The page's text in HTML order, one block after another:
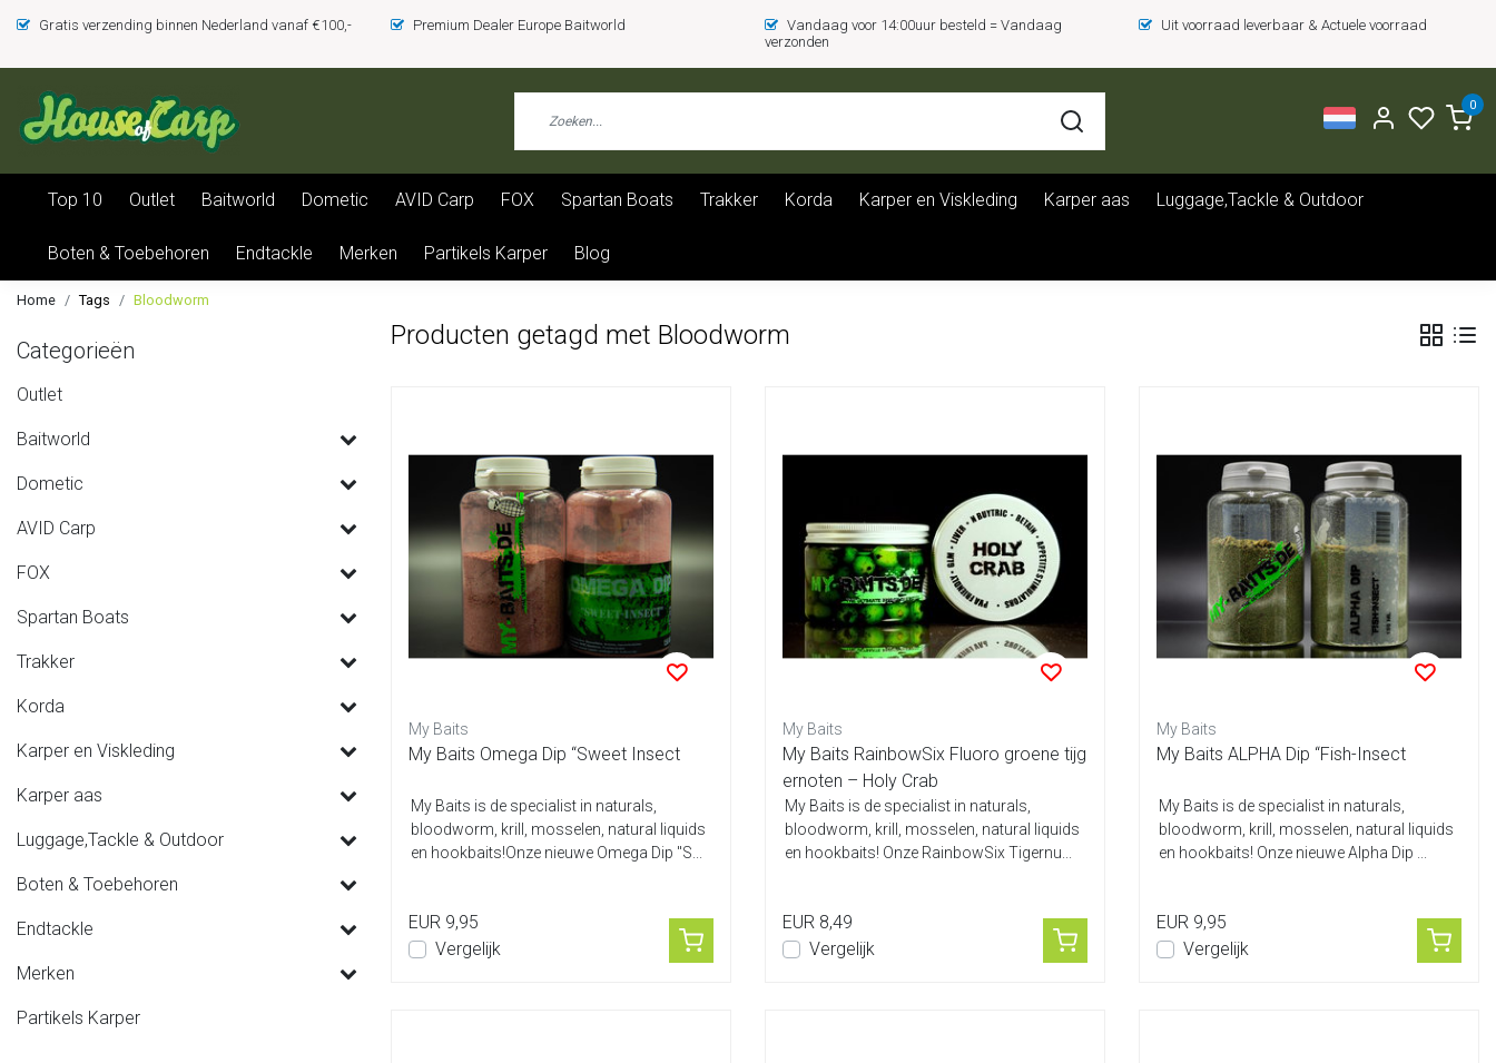
Gratis verzending binnen Nederland vanaf €100,- Premium Dealer Europe Baitworld
Vandaag voor 14:00uur besteld = Vandaag
verzonden
Uit voorraad leverbaar & Actuele voorraad
0
Top 10 Outlet Baitworld Dometic AVID Carp FOX Spartan Boats Trakker Korda Karper en Viskleding Karper aas Luggage,Tackle & Outdoor
Boten & Toebehoren Endtackle Merken Partikels Karper Blog
Home Tags Bloodworm
Categorieën
Outlet
Baitworld
Dometic
AVID Carp
FOX
Spartan Boats
Trakker
Korda
Karper en Viskleding
Karper aas
Luggage,Tackle & Outdoor
Boten & Toebehoren
Endtackle
Merken
Partikels Karper
Producten getagd met Bloodworm
My Baits
My Baits Omega Dip “Sweet Insect
My Baits is de specialist in naturals,
bloodworm, krill, mosselen, natural liquids
en hookbaits!Onze nieuwe Omega Dip "S...
EUR 9,95
Vergelijk
My Baits
My Baits RainbowSix Fluoro groene tijg
ernoten – Holy Crab
My Baits is de specialist in naturals,
bloodworm, krill, mosselen, natural liquids
en hookbaits! Onze RainbowSix Tigernu...
EUR 8,49
Vergelijk
My Baits
My Baits ALPHA Dip “Fish-Insect
My Baits is de specialist in naturals,
bloodworm, krill, mosselen, natural liquids
en hookbaits! Onze nieuwe Alpha Dip ...
EUR 9,95
Vergelijk